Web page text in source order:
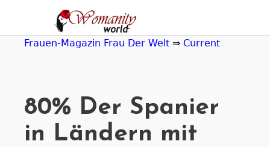
navigation
Frauen-Magazin Frau Der Welt ⇒ Current
80% Der Spanier
in Ländern mit